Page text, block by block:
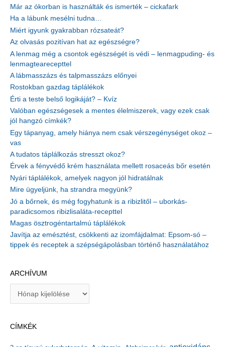
Már az ókorban is használták és ismerték – cickafark
Ha a lábunk mesélni tudna…
Miért igyunk gyakrabban rózsateát?
Az olvasás pozitívan hat az egészségre?
A lenmag még a csontok egészségét is védi – lenmagpuding- és
lenmagtearecepttel
A lábmasszázs és talpmasszázs előnyei
Rostokban gazdag táplálékok
Érti a teste belső logikáját? – Kvíz
Valóban egészségesek a mentes élelmiszerek, vagy ezek csak
jól hangzó címkék?
Egy tápanyag, amely hiánya nem csak vérszegénységet okoz –
vas
A tudatos táplálkozás stresszt okoz?
Érvek a fényvédő krém használata mellett rosaceás bőr esetén
Nyári táplálékok, amelyek nagyon jól hidratálnak
Mire ügyeljünk, ha strandra megyünk?
Jó a bőrnek, és még fogyhatunk is a ribizlitől – uborkás-
paradicsomos ribizlisaláta-recepttel
Magas ösztrogéntartalmú táplálékok
Javítja az emésztést, csökkenti az izomfájdalmat: Epsom-só –
tippek és receptek a szépségápolásban történő használatához
ARCHÍVUM
íCÍMKÉK